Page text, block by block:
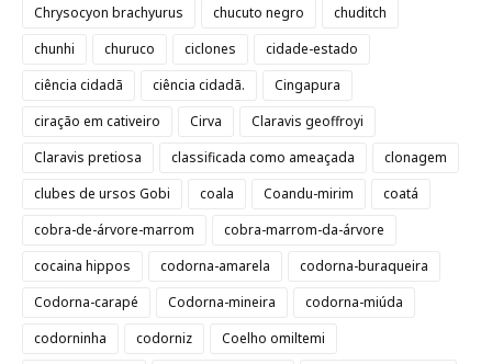
Chrysocyon brachyurus
chucuto negro
chuditch
chunhi
churuco ciclones
cidade-estado
ciência cidadã
ciência cidadã.
Cingapura
ciração em cativeiro
Cirva
Claravis geoffroyi
Claravis pretiosa
classificada como ameaçada
clonagem
clubes de ursos Gobi
coala Coandu-mirim
coatá
cobra-de-árvore-marrom
cobra-marrom-da-árvore
cocaina hippos
codorna-amarela
codorna-buraqueira
Codorna-carapé
Codorna-mineira
codorna-miúda
codorninha
codorniz
Coelho omiltemi